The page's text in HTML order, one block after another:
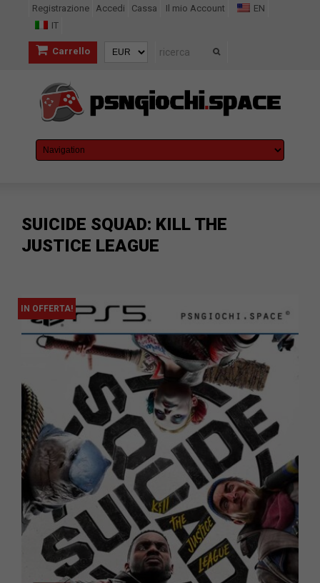
Registrazione Accedi Cassa Il mio Account
EN
IT
Carrello
SUICIDE SQUAD: KILL THE
JUSTICE LEAGUE
IN OFFERTA!